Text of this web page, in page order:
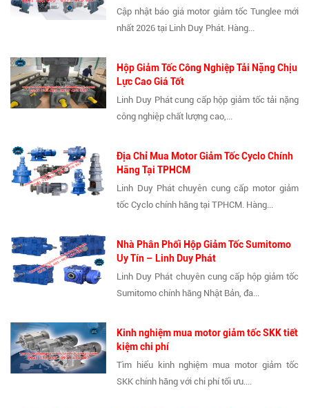
Cập nhật báo giá motor giảm tốc Tunglee mới
nhất 2026 tại Linh Duy Phát. Hàng...
Hộp Giảm Tốc Công Nghiệp Tải Nặng Chịu
Lực Cao Giá Tốt
Linh Duy Phát cung cấp hộp giảm tốc tải nặng
công nghiệp chất lượng cao,...
Địa Chỉ Mua Motor Giảm Tốc Cyclo Chính
Hãng Tại TPHCM
Linh Duy Phát chuyên cung cấp motor giảm
tốc Cyclo chính hãng tại TPHCM. Hàng...
Nhà Phân Phối Hộp Giảm Tốc Sumitomo
Uy Tín – Linh Duy Phát
Linh Duy Phát chuyên cung cấp hộp giảm tốc
Sumitomo chính hãng Nhật Bản, đa...
Kinh nghiệm mua motor giảm tốc SKK tiết
kiệm chi phí
Tìm hiểu kinh nghiệm mua motor giảm tốc
SKK chính hãng với chi phí tối ưu....